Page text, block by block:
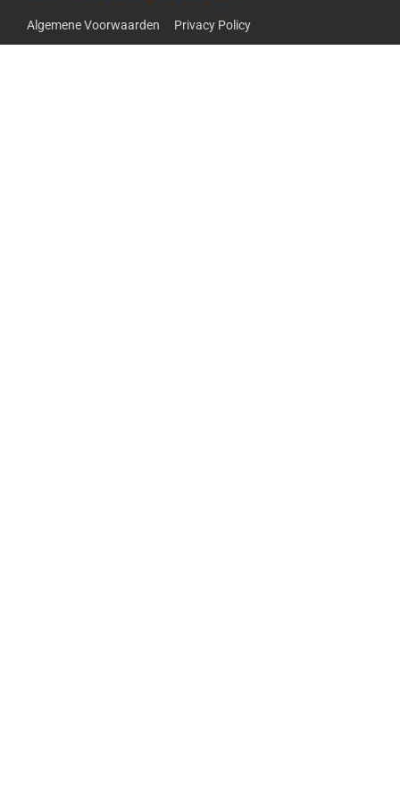
Algemene Voorwaarden Privacy Policy